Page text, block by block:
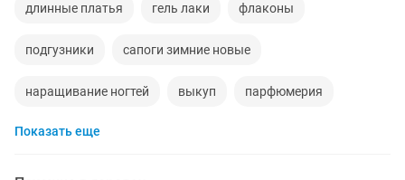
длинные платья гель лаки флаконы
подгузники сапоги зимние новые
наращивание ногтей выкуп парфюмерия
черные платья
Показать еще